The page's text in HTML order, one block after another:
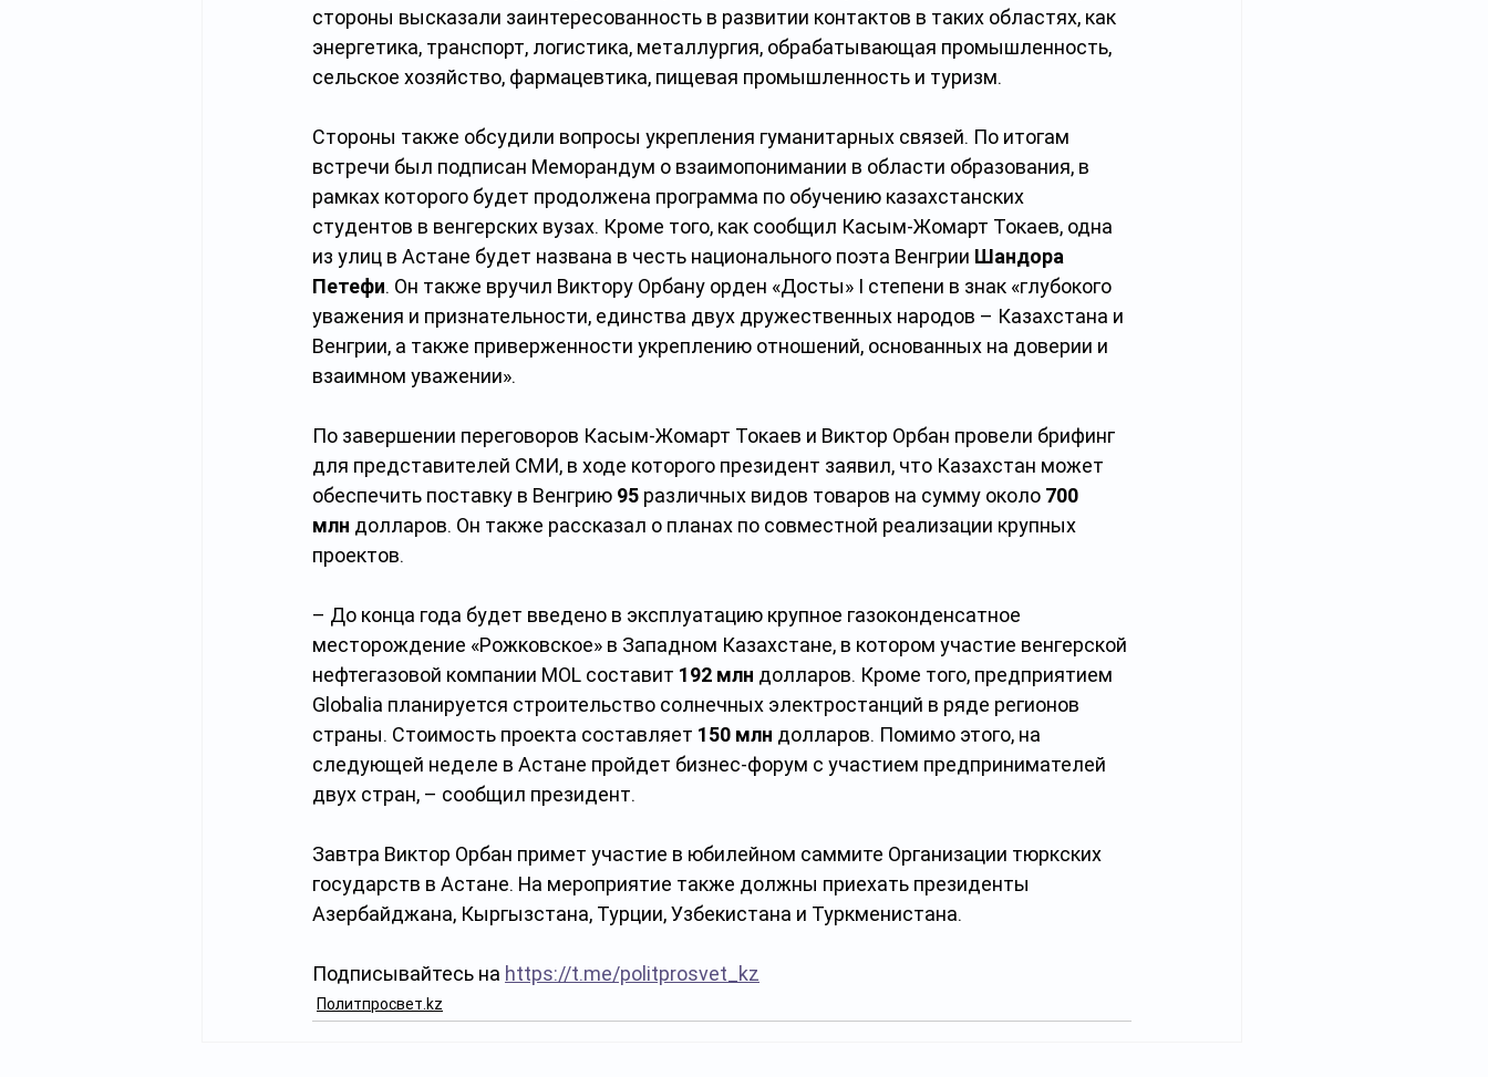
стороны высказали заинтересованность в развитии контактов в таких областях, как
энергетика, транспорт, логистика, металлургия, обрабатывающая промышленность,
сельское хозяйство, фармацевтика, пищевая промышленность и туризм.
Стороны также обсудили вопросы укрепления гуманитарных связей. По итогам
встречи был подписан Меморандум о взаимопонимании в области образования, в
рамках которого будет продолжена программа по обучению казахстанских
студентов в венгерских вузах. Кроме того, как сообщил Касым-Жомарт Токаев, одна
из улиц в Астане будет названа в честь национального поэта Венгрии Шандора
Петефи. Он также вручил Виктору Орбану орден «Достық» I степени в знак «глубокого
уважения и признательности, единства двух дружественных народов – Казахстана и
Венгрии, а также приверженности укреплению отношений, основанных на доверии и
взаимном уважении».
По завершении переговоров Касым-Жомарт Токаев и Виктор Орбан провели брифинг
для представителей СМИ, в ходе которого президент заявил, что Казахстан может
обеспечить поставку в Венгрию 95 различных видов товаров на сумму около 700
млн долларов. Он также рассказал о планах по совместной реализации крупных
проектов.
– До конца года будет введено в эксплуатацию крупное газоконденсатное
месторождение «Рожковское» в Западном Казахстане, в котором участие венгерской
нефтегазовой компании MOL составит 192 млн долларов. Кроме того, предприятием
Globalia планируется строительство солнечных электростанций в ряде регионов
страны. Стоимость проекта составляет 150 млн долларов. Помимо этого, на
следующей неделе в Астане пройдет бизнес-форум с участием предпринимателей
двух стран, – сообщил президент.
Завтра Виктор Орбан примет участие в юбилейном саммите Организации тюркских
государств в Астане. На мероприятие также должны приехать президенты
Азербайджана, Кыргызстана, Турции, Узбекистана и Туркменистана.
Подписывайтесь на https://t.me/politprosvet_kz
Политпросвет.kz